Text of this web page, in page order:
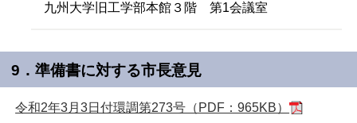
九州大学旧工学部本館３階 第1会議室
9．準備書に対する市長意見
令和2年3月3日付環調第273号（PDF：965KB）